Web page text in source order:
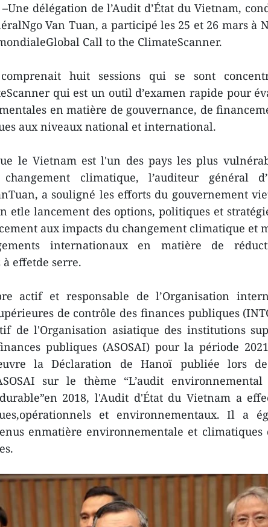
délégation de l’Audit d’État du Vietnam,
Van Tuan, a participé les 25 et 26 mars à
Call to the ClimateScanner.
huit sessions qui se sont
qui est un outil d’examen rapide pour
en matière de gouvernance, de
aux niveaux national et international.
le Vietnam est l'un des pays les plus
climatique, l’auditeur général
a souligné les efforts du gouvernement
etle lancement des options, politiques et
aux impacts du changement climatique et
internationaux en matière de
à effetde serre.
actif et responsable de l’Organisation
de contrôle des finances publiques
de l'Organisation asiatique des institutions
publiques (ASOSAI) pour la période
la Déclaration de Hanoï publiée lors
sur le thème “L’audit
2018, l'Audit d'État du Vietnam a
et environnementaux. Il a
enmatière environnementale et climatiques